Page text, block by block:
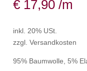
€17,90/m
inkl. 20% USt.
zzgl. Versandkosten
95% Baumwolle, 5%